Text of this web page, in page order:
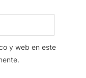
y web en este